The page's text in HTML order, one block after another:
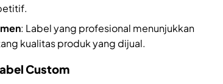
: Label yang profesional menunjukkan
kualitas produk yang dijual.
Custom